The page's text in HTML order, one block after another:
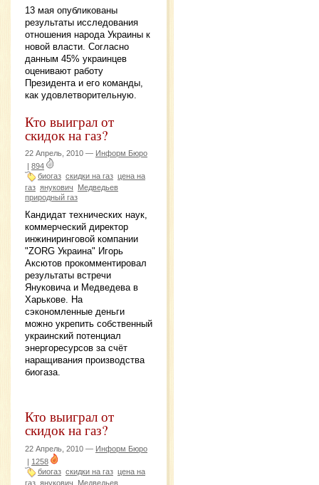
13 мая опубликованы
результаты исследования
отношения народа Украины к
новой власти. Согласно
данным 45% украинцев
оценивают работу
Президента и его команды,
как удовлетворительную.
Кто выиграл от
скидок на газ?
22 Апрель, 2010 — Информ Бюро
894
биогаз скидки на газ цена на
газ янукович
Медведьев
природный газ
Кандидат технических наук,
коммерческий директор
инжиниринговой компании
"ZORG Украина" Игорь
Аксютов прокомментировал
результаты встречи
Януковича и Медведева в
Харькове. На
сэкономленные деньги
можно укрепить собственный
украинский потенциал
энергоресурсов за счёт
наращивания производства
биогаза.
Кто выиграл от
скидок на газ?
22 Апрель, 2010 — Информ Бюро
| 1258
биогаз скидки на газ цена на
газ янукович
Медведьев